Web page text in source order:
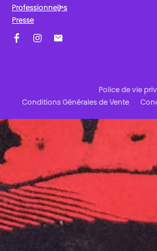
Professionnel·les
Presse
Police de vie
Conditions Générales de Vente